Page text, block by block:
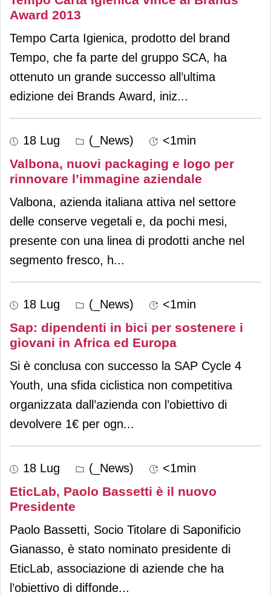
Award 2013
Tempo Carta Igienica, prodotto del brand
Tempo, che fa parte del gruppo SCA, ha
ottenuto un grande successo all’ultima
edizione dei Brands Award, iniz...
18 Lug (_News) <1min
Valbona, nuovi packaging e logo per
rinnovare l’immagine aziendale
Valbona, azienda italiana attiva nel settore
delle conserve vegetali e, da pochi mesi,
presente con una linea di prodotti anche nel
segmento fresco, h...
18 Lug (_News) <1min
Sap: dipendenti in bici per sostenere i
giovani in Africa ed Europa
Si è conclusa con successo la SAP Cycle 4
Youth, una sfida ciclistica non competitiva
organizzata dall’azienda con l’obiettivo di
devolvere 1€ per ogn...
18 Lug (_News) <1min
EticLab, Paolo Bassetti è il nuovo
Presidente
Paolo Bassetti, Socio Titolare di Saponificio
Gianasso, è stato nominato presidente di
EticLab, associazione di aziende che ha
l’obiettivo di diffonde...